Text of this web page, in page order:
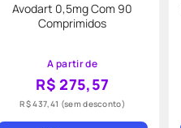
Avodart 0,5mg Com 90
Comprimidos
A partir de
R$ 275,57
R$ 437,41 (sem desconto)